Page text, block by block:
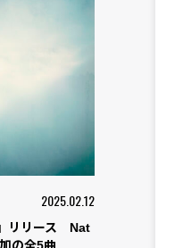
2025.02.12
リリース Nat